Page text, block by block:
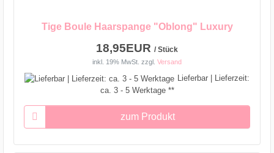
Tige Boule Haarspange "Oblong" Luxury
18,95EUR / Stück
inkl. 19% MwSt. zzgl. Versand
Lieferbar | Lieferzeit:
ca. 3 - 5 Werktage **
zum Produkt